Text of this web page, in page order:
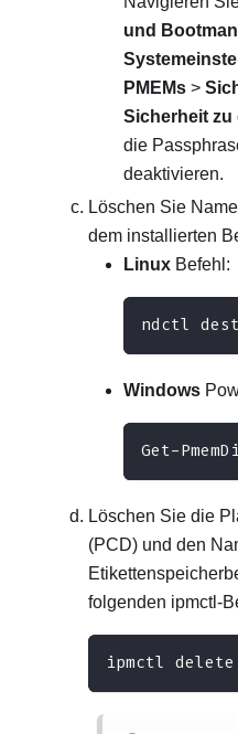
und
PMEMs >
Sicherheit zu
die
deaktivieren.
Löschen Sie
dem installierten
Linux Befehl:
ndctl
Windows
Get-
Löschen Sie die
(PCD) und den
folgenden ipmctl-
ipmctl delete